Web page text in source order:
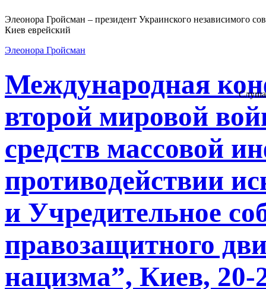
Элеонора Гройсман – президент Украинского независимого
Киев еврейский
Элеонора Гройсман
Международная
второй мировой
средств массовой
противодействии
и Учредительное
правозащитного
нацизма”, Киев,